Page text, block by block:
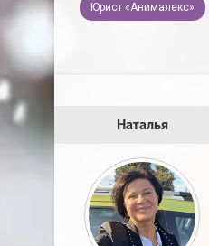
Юрист «Анималекс»
Наталья